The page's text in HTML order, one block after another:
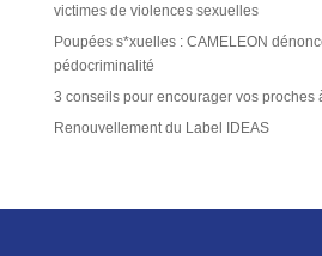
victimes de violences sexuelles
Poupées s*xuelles : CAMELEON
pédocriminalité
3 conseils pour encourager vos proches
Renouvellement du Label IDEAS